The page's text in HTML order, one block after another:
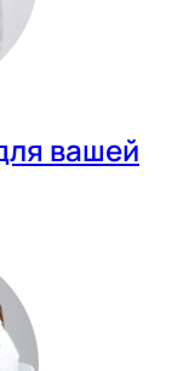
вашей